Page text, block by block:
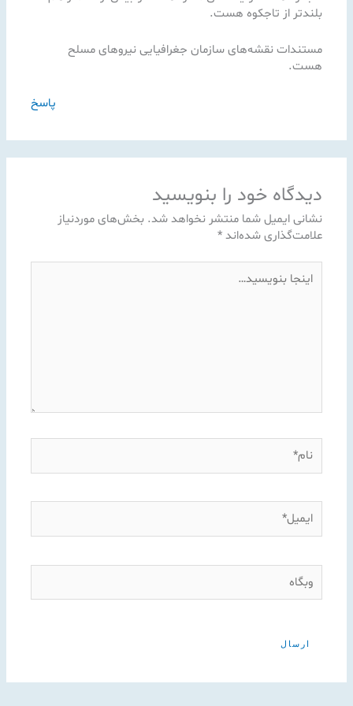
بلندتر از تاجکوه هست.
مستندات نقشه‌های سازمان جغرافیایی نیروهای مسلح
هست.
پاسخ
دیدگاه‌ خود را بنویسید
نشانی ایمیل شما منتشر نخواهد شد. بخش‌های موردنیاز
علامت‌گذاری شده‌اند*
بنویسید…
وبگاه